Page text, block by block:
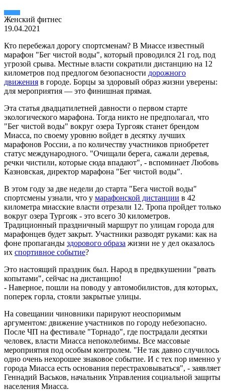
Женский фитнес
19.04.2021
Кто перебежал дорогу спортсменам? В Миассе известный
марафон "Бег чистой воды", который проводился 21 год, под
угрозой срыва. Местные власти сократили дистанцию на 12
километров под предлогом безопасности дорожного
движения в городе. Борцы за здоровый образ жизни уверены:
для мероприятия — это финишная прямая.
Эта статья двадцатилетней давности о первом старте
экологического марафона. Тогда никто не предполагал, что
"Бег чистой воды" вокруг озера Тургояк станет брендом
Миасса, по своему уровню войдет в десятку лучших
марафонов России, а по количеству участников приобретет
статус международного. "Очищали берега, сажали деревья,
речки чистили, которые сюда впадают", - вспоминает Любовь
Казновская, директор марафона "Бег чистой воды".
В этом году за две недели до старта "Бега чистой воды"
спортсмены узнали, что у марафонской дистанции в 42
километра миасские власти отрезали 12. Тропа пройдет только
вокруг озера Тургояк - это всего 30 километров.
Традиционный праздничный маршрут по улицам города для
марафонцев будет закрыт. Участники разводят руками: как на
фоне пропаганды здорового образа жизни не у дел оказалось
их спортивное событие?
Это настоящий праздник был. Народ в предвкушении "рвать
копытами", сейчас на дистанцию!
- Наверное, пошли на поводу у автомобилистов, для которых,
поперек горла, стояли закрытые улицы.
На совещании чиновники парируют неоспоримым
аргументом: движение участников по городу небезопасно.
После ЧП на фестивале "Торнадо", где пострадали десятки
человек, власти Миасса непоколебимы. Все массовые
мероприятия под особым контролем. "Не так давно случилось
одно очень нехорошее знаковое событие. И с тех пор именно у
города Миасса есть основания перестраховываться", - заявляет
Геннадий Васьков, начальник Управления социальной защиты
населения Миасса.